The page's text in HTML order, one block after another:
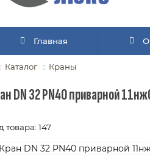
Главная О
Каталог Краны
DN 32 PN40 приварной
товара: 147